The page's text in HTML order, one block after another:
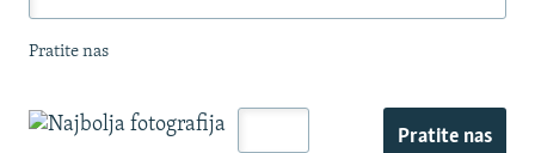
Pratite nas
Pratite nas